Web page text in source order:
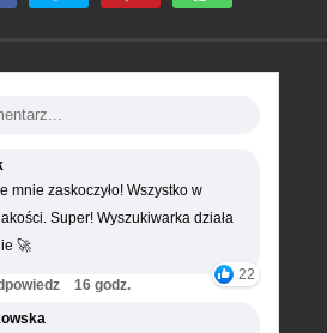
mnie zaskoczyło! Wszystko w
Super! Wyszukiwarka działa
🚀
22
16 godz.